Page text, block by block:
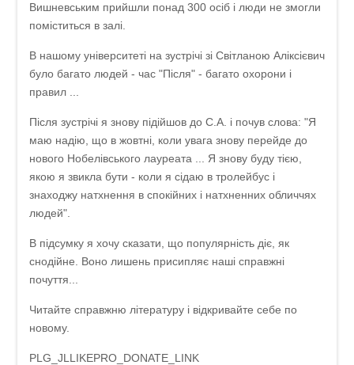
Вишневським прийшли понад 300 осіб і люди не змогли
поміститься в залі.
В нашому університеті на зустрічі зі Світланою Аліксієвич
було багато людей - час "Після" - багато охорони і
правил ...
Після зустрічі я знову підійшов до С.А. і почув слова: "Я
маю надію, що в жовтні, коли увага знову перейде до
нового Нобелівського лауреата ... Я знову буду тією,
якою я звикла бути - коли я сідаю в тролейбус і
знаходжу натхнення в спокійних і натхненних обличчях
людей".
В підсумку я хочу сказати, що популярність діє, як
снодійне. Воно лишень присипляє наші справжні
почуття...
Читайте справжню літературу і відкривайте себе по
новому.
PLG_JLLIKEPRO_DONATE_LINK